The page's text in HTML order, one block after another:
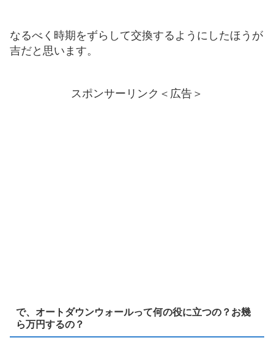
なるべく時期をずらして交換するようにしたほうが
吉だと思います。
スポンサーリンク＜広告＞
で、オートダウンウォールって何の役に立つの？お幾
ら万円するの？